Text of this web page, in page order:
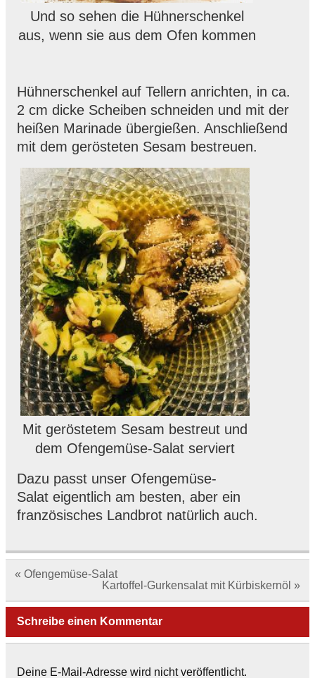
Und so sehen die Hühnerschenkel
aus, wenn sie aus dem Ofen kommen
Hühnerschenkel auf Tellern anrichten, in ca.
2 cm dicke Scheiben schneiden und mit der
heißen Marinade übergießen. Anschließend
mit dem gerösteten Sesam bestreuen.
Mit geröstetem Sesam bestreut und
dem Ofengemüse-Salat serviert
Dazu passt unser Ofengemüse-
Salat eigentlich am besten, aber ein
französisches Landbrot natürlich auch.
Beitragsnavigation
« Ofengemüse-Salat
Kartoffel-Gurkensalat mit Kürbiskernöl »
Schreibe einen Kommentar
Deine E-Mail-Adresse wird nicht veröffentlicht.